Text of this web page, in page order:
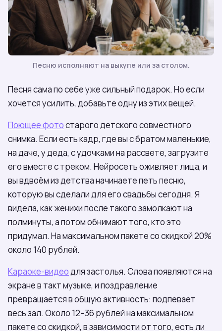
Песню исполняют на выкупе или за столом.
Песня сама по себе уже сильный подарок. Но если
хочется усилить, добавьте одну из этих вещей.
Поющее фотостарого детского совместного
снимка. Если есть кадр, где вы с братом маленькие,
на даче, у деда, с удочками на рассвете, загрузите
его вместе с треком. Нейросеть оживляет лица, и
вы вдвоём из детства начинаете петь песню,
которую вы сделали для его свадьбы сегодня. Я
видела, как женихи после такого замолкают на
полминуты, а потом обнимают того, кто это
придумал. На максимальном пакете со скидкой 20%
около 140 рублей.
Караоке-видеодля застолья. Слова появляются на
экране в такт музыке, и поздравление
превращается в общую активность: подпевает
весь зал. Около 12–36 рублей на максимальном
пакете со скидкой, в зависимости от того, есть ли